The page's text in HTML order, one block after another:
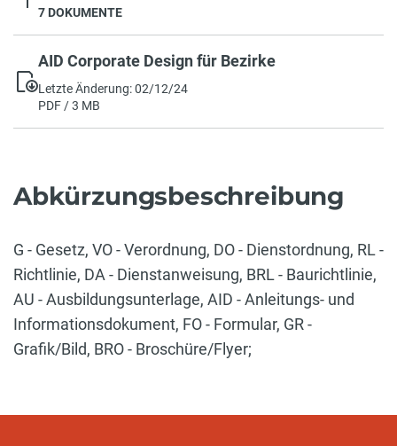
7 DOKUMENTE
AID Corporate Design für Bezirke
Letzte Änderung: 02/12/24
PDF / 3 MB
Abkürzungsbeschreibung
G - Gesetz, VO - Verordnung, DO - Dienstordnung, RL -
Richtlinie, DA - Dienstanweisung, BRL - Baurichtlinie,
AU - Ausbildungsunterlage, AID - Anleitungs- und
Informationsdokument, FO - Formular, GR -
Grafik/Bild, BRO - Broschüre/Flyer;